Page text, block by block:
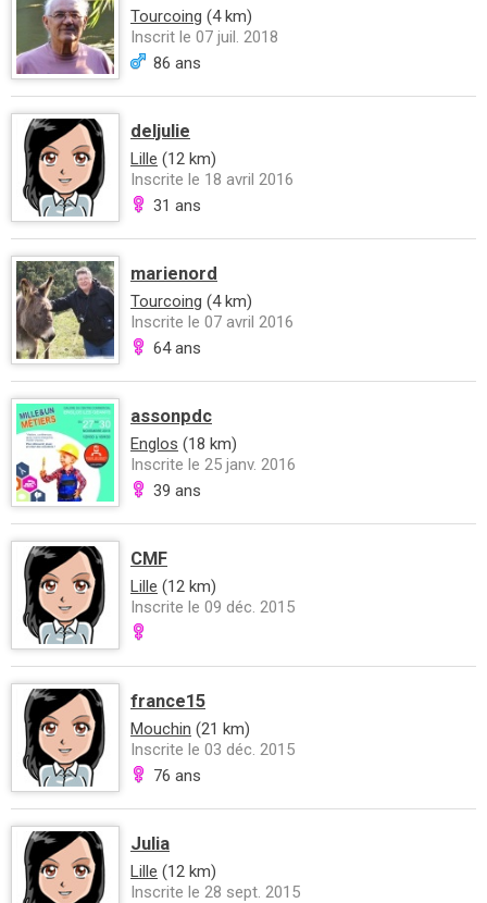
Tourcoing (4 km)
Inscrit le 07 juil. 2018
86 ans
deljulie
Lille (12 km)
Inscrite le 18 avril 2016
31 ans
marienord
Tourcoing (4 km)
Inscrite le 07 avril 2016
64 ans
assonpdc
Englos (18 km)
Inscrite le 25 janv. 2016
39 ans
CMF
Lille (12 km)
Inscrite le 09 déc. 2015
france15
Mouchin (21 km)
Inscrite le 03 déc. 2015
76 ans
Julia
Lille (12 km)
Inscrite le 28 sept. 2015